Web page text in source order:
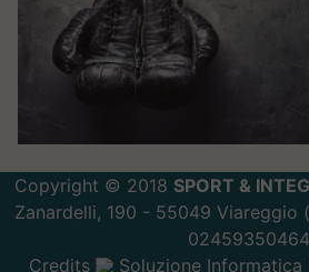
Copyright © 2018 SPORT &
Zanardelli, 190 - 55049 Viareggio
02459350464
Credits
Soluzione Informatica